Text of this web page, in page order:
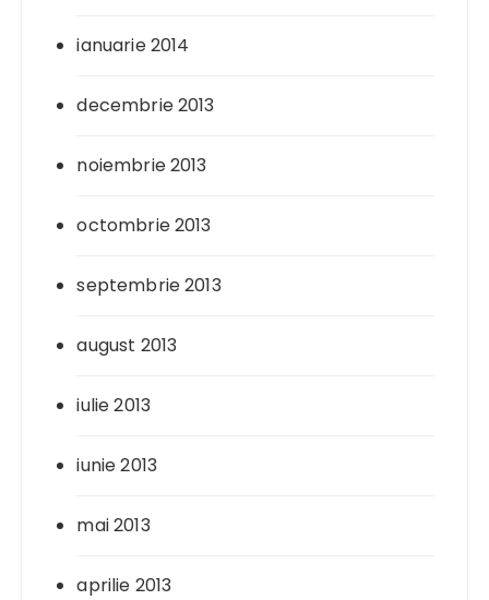
ianuarie 2014
decembrie 2013
noiembrie 2013
octombrie 2013
septembrie 2013
august 2013
iulie 2013
iunie 2013
mai 2013
aprilie 2013